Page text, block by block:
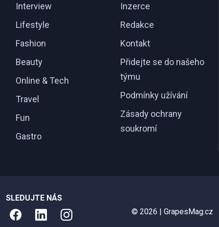
Interview
Lifestyle
Fashion
Beauty
Online & Tech
Travel
Fun
Gastro
Inzerce
Redakce
Kontakt
Přidejte se do našeho
týmu
Podmínky užívání
Zásady ochrany
soukromí
SLEDUJTE NÁS
© 2026 | GrapesMag.cz